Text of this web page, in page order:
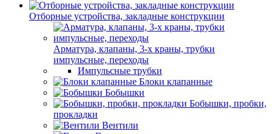
Отборные устройства, закладные конструкции
Арматура, клапаны, 3-х краны, трубки
импульсные, переходы
Импульсные трубки
Блоки клапанные
Бобышки
Бобышки, пробки,
прокладки
Вентили